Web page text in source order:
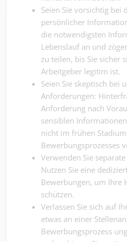
Seien Sie vorsichtig bei
persönlicher
die notwendigsten
Lebenslauf an und
zu teilen, bis Sie sicher
Arbeitgeber legitim ist.
Seien Sie skeptisch bei
Anforderungen:
Anforderung nach
sensiblen
nicht im frühen
Bewerbungsprozesses
Verwenden Sie
Nutzen Sie eine
Bewerbungen, um Ihre
schützen.
Verlassen Sie sich auf
etwas an einer
Bewerbungsprozess